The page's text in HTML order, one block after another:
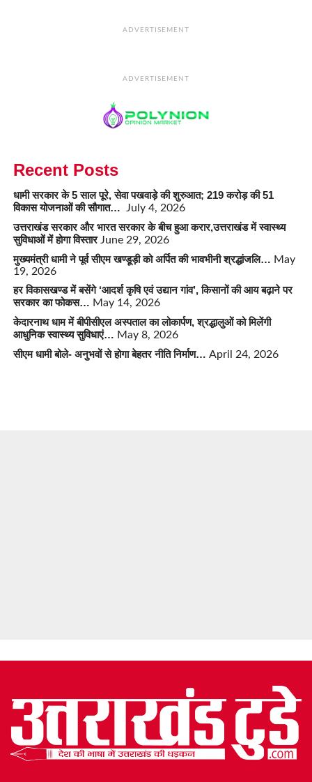
ADVERTISEMENT
ADVERTISEMENT
Recent Posts
धामी सरकार के 5 साल पूरे, सेवा पखवाड़े की शुरुआत; 219 करोड़ की 51
विकास योजनाओं की सौगात…
July 4, 2026
उत्तराखंड सरकार और भारत सरकार के बीच हुआ करार,उत्तराखंड में स्वास्थ्य
सुविधाओं में होगा विस्तार June 29, 2026
मुख्यमंत्री धामी ने पूर्व सीएम खण्डूड़ी को अर्पित की भावभीनी श्रद्धांजलि… May
19, 2026
हर विकासखण्ड में बसेंगे ‘आदर्श कृषि एवं उद्यान गांव’, किसानों की आय बढ़ाने पर
सरकार का फोकस… May 14, 2026
केदारनाथ धाम में बीपीसीएल अस्पताल का लोकार्पण, श्रद्धालुओं को मिलेंगी
आधुनिक स्वास्थ्य सुविधाएं… May 8, 2026
सीएम धामी बोले- अनुभवों से होगा बेहतर नीति निर्माण… April 24, 2026